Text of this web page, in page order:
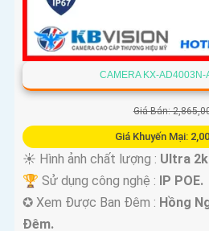
CAMERA KX-AD4003N-
Giá Bán:
Giá Khuyến Mại:
☀️ Hình ảnh chất lượng : Ultra
🏆 Sử dụng công nghệ : IP POE.
✪ Xem Được Ban Đêm : Hồng
Ðêm.